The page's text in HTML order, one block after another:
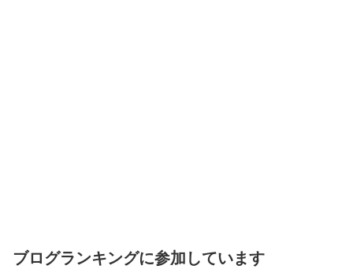
ブログランキングに参加しています